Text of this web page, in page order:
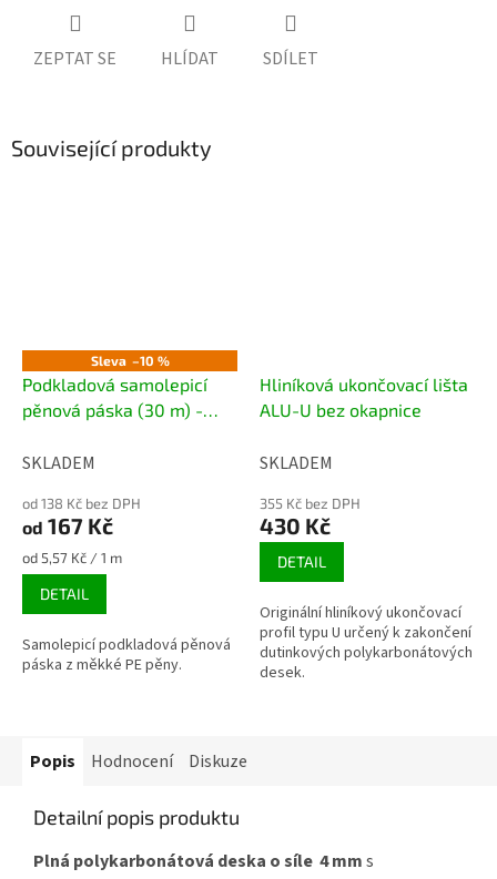
ZEPTAT SE HLÍDAT SDÍLET
Související produkty
Sleva –10 %
Podkladová samolepicí
pěnová páska (30 m) -
SKLADEM
od 138 Kč bez DPH
od 167 Kč
Měrná
cena:
od 5,57 Kč / 1 m
DETAIL
Samolepicí podkladová pěnová
páska z měkké PE pěny.
Hliníková ukončovací lišta
ALU-U bez okapnice
SKLADEM
355 Kč bez DPH
430 Kč
DETAIL
Originální hliníkový ukončovací
profil typu U určený k zakončení
dutinkových polykarbonátových
desek.
Popis Hodnocení Diskuze
Detailní popis produktu
Plná polykarbonátová deska o síle 4 mms